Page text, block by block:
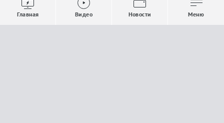
Выпуски новостей
Проекты
Общество
Строительство и ЖКХ
Главная Видео Новости Меню